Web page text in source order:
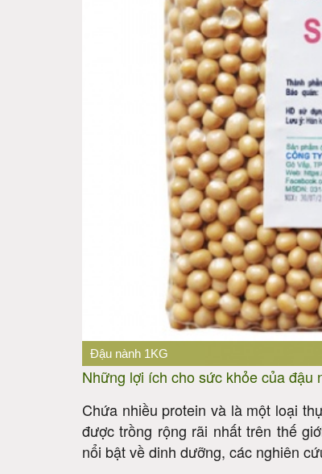
Đậu nành 1KG
PREV
Những lợi ích cho sức khỏe của đậu
Chứa nhiều protein và là một loại
được trồng rộng rãi nhất trên thế
nổi bật về dinh dưỡng, các nghiên